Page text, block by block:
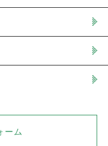
ーム